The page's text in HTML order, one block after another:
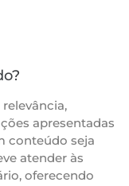
apresentadas
conteúdo seja
atender às
oferecendo